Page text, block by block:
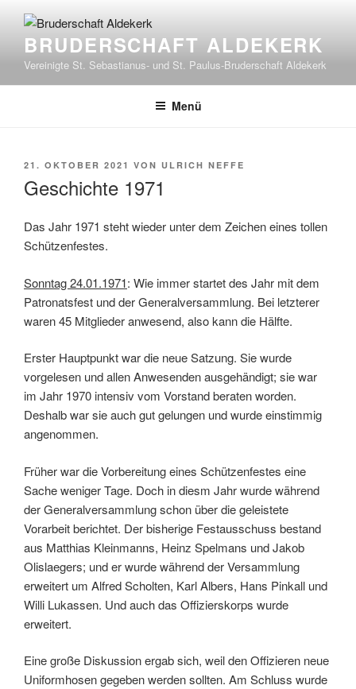
Inhalt
springenBRUDERSCHAFT ALDEKERK
Vereinigte St. Sebastianus- und St. Paulus-Bruderschaft Aldekerk
Menü
VERÖFFENTLICHT
21. OKTOBER 2021 VON ULRICH NEFFE
Geschichte 1971
Das Jahr 1971 steht wieder unter dem Zeichen eines tollen
Schützenfestes.
Sonntag 24.01.1971: Wie immer startet des Jahr mit dem
Patronatsfest und der Generalversammlung. Bei letzterer
waren 45 Mitglieder anwesend, also kann die Hälfte.
Erster Hauptpunkt war die neue Satzung. Sie wurde
vorgelesen und allen Anwesenden ausgehändigt; sie war
im Jahr 1970 intensiv vom Vorstand beraten worden.
Deshalb war sie auch gut gelungen und wurde einstimmig
angenommen.
Früher war die Vorbereitung eines Schützenfestes eine
Sache weniger Tage. Doch in diesm Jahr wurde während
der Generalversammlung schon über die geleistete
Vorarbeit berichtet. Der bisherige Festausschuss bestand
aus Matthias Kleinmanns, Heinz Spelmans und Jakob
Olislaegers; und er wurde während der Versammlung
erweitert um Alfred Scholten, Karl Albers, Hans Pinkall und
Willi Lukassen. Und auch das Offizierskorps wurde
erweitert.
Eine große Diskussion ergab sich, weil den Offizieren neue
Uniformhosen gegeben werden sollten. Am Schluss wurde